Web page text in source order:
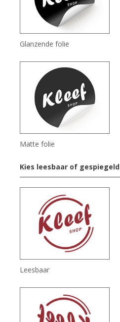
Glanzende folie
Matte folie
Kies leesbaar of gespiegeld
Leesbaar